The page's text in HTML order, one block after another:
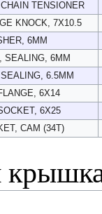
TENSIONER
KNOCK, 7X10.5
6MM
SEALING, 6MM
6.5MM
6X14
6X25
CAM (34T)